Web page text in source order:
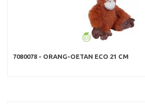
7080078 - ORANG-OETAN ECO 21 CM